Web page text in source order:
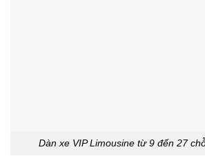
Dàn xe VIP Limousine từ 9 đến 27